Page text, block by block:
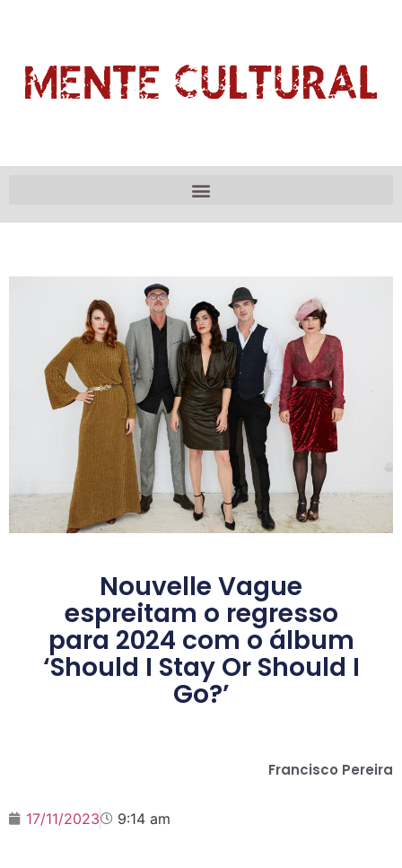
Nouvelle Vague
espreitam o regresso
para 2024 com o álbum
‘Should I Stay Or Should I
Go?’
Francisco Pereira
17/11/2023 9:14 am